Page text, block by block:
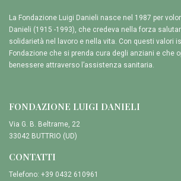
La Fondazione Luigi Danieli nasce nel 1987 per
Danieli (1915 -1993), che credeva nella forza
solidarietà nel lavoro e nella vita. Con questi valori
Fondazione che si prenda cura degli anziani e che
benessere attraverso l’assistenza sanitaria.
FONDAZIONE LUIGI DANIELI
Via G. B. Beltrame, 22
33042 BUTTRIO (UD)
CONTATTI
Telefono: +39 0432 610961